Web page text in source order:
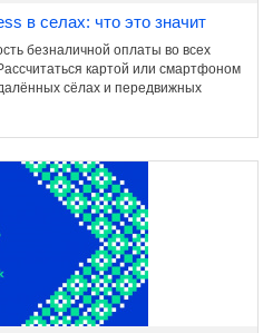
в селах: что это значит
безналичной оплаты во всех
картой или смартфоном
сёлах и передвижных